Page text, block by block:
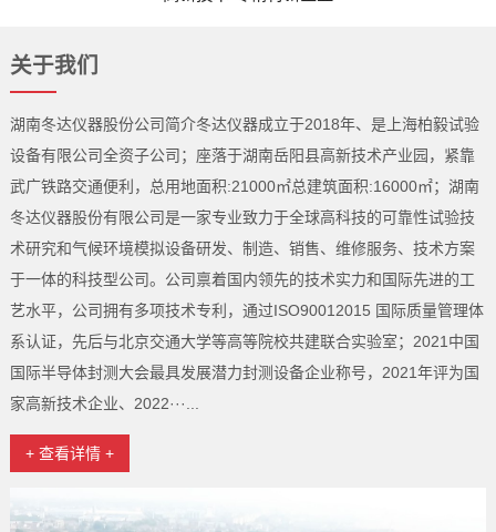
关于我们
湖南冬达仪器股份公司简介冬达仪器成立于2018年、是上海柏毅试验
设备有限公司全资子公司；座落于湖南岳阳县高新技术产业园，紧靠
武广铁路交通便利，总用地面积:21000㎡总建筑面积:16000㎡；湖南
冬达仪器股份有限公司是一家专业致力于全球高科技的可靠性试验技
术研究和气候环境模拟设备研发、制造、销售、维修服务、技术方案
于一体的科技型公司。公司禀着国内领先的技术实力和国际先进的工
艺水平，公司拥有多项技术专利，通过ISO90012015 国际质量管理体
系认证，先后与北京交通大学等高等院校共建联合实验室；2021中国
国际半导体封测大会最具发展潜力封测设备企业称号，2021年评为国
家高新技术企业、2022···...
+ 查看详情 +